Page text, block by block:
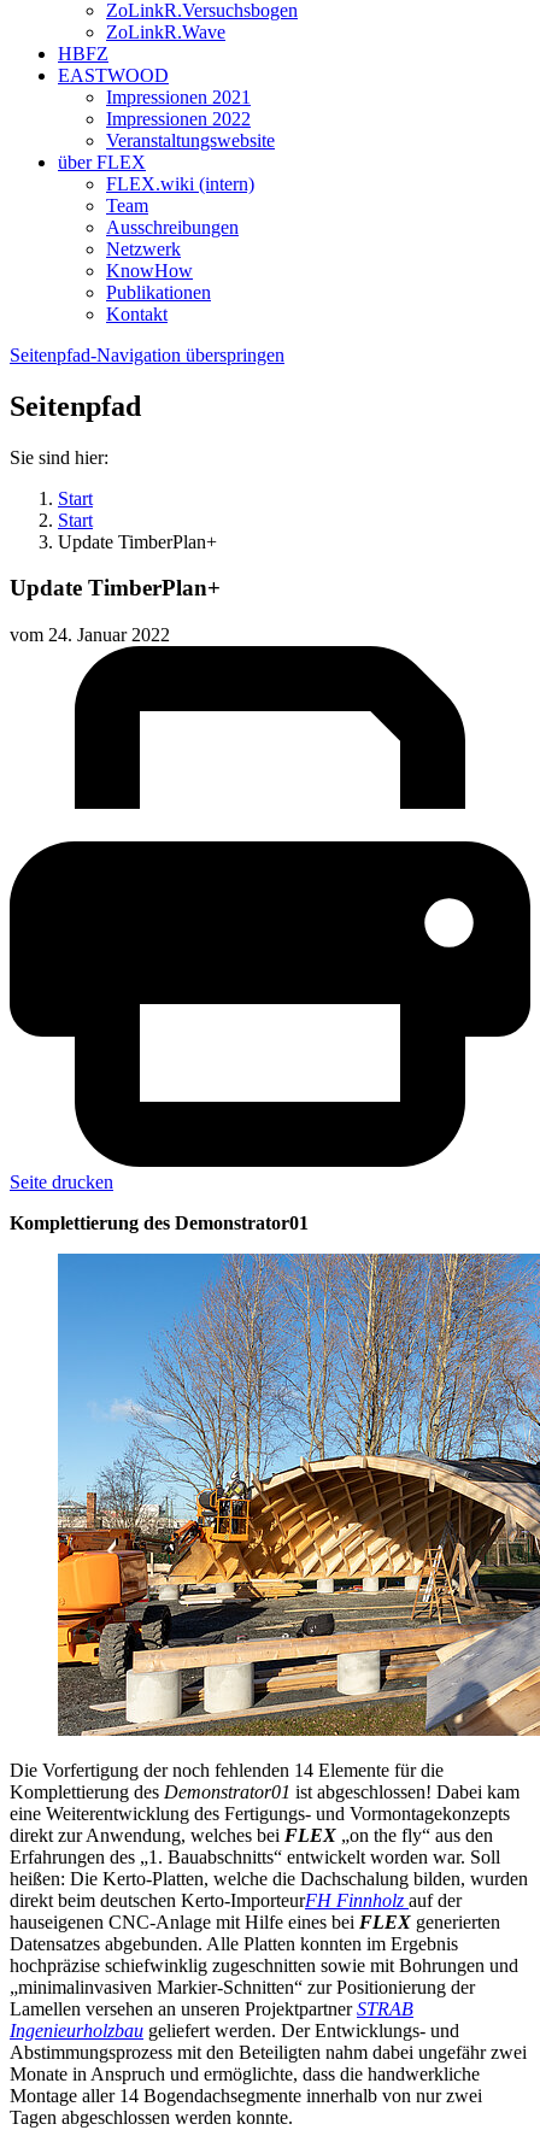
ZoLinkR.Versuchsbogen
ZoLinkR.Wave
HBFZ
EASTWOOD
Impressionen 2021
Impressionen 2022
Veranstaltungswebsite
über FLEX
FLEX.wiki (intern)
Team
Ausschreibungen
Netzwerk
KnowHow
Publikationen
Kontakt
Seitenpfad-Navigation überspringen
Seitenpfad
Sie sind hier:
Start
Start
Update TimberPlan+
Update TimberPlan+
vom 24. Januar 2022
Seite drucken
Komplettierung des Demonstrator01
Die Vorfertigung der noch fehlenden 14 Elemente für die
Komplettierung des Demonstrator01 ist abgeschlossen! Dabei kam
eine Weiterentwicklung des Fertigungs- und Vormontagekonzepts
direkt zur Anwendung, welches bei FLEX „on the fly“ aus den
Erfahrungen des „1. Bauabschnitts“ entwickelt worden war. Soll
heißen: Die Kerto-Platten, welche die Dachschalung bilden, wurden
direkt beim deutschen Kerto-ImporteurFH Finnholz auf der
hauseigenen CNC-Anlage mit Hilfe eines bei FLEX generierten
Datensatzes abgebunden. Alle Platten konnten im Ergebnis
hochpräzise schiefwinklig zugeschnitten sowie mit Bohrungen und
„minimalinvasiven Markier-Schnitten“ zur Positionierung der
Lamellen versehen an unseren ProjektpartnerSTRAB
Ingenieurholzbau geliefert werden. Der Entwicklungs- und
Abstimmungsprozess mit den Beteiligten nahm dabei ungefähr zwei
Monate in Anspruch und ermöglichte, dass die handwerkliche
Montage aller 14 Bogendachsegmente innerhalb von nur zwei
Tagen abgeschlossen werden konnte.